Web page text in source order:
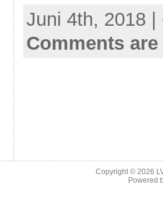
Juni 4th, 2018
Comments
Copyright © 2026
Powered